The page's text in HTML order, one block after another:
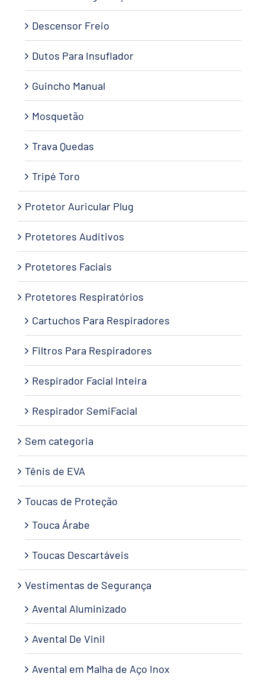
Descensor Freio
Dutos Para Insuflador
Guincho Manual
Mosquetão
Trava Quedas
Tripé Toro
Protetor Auricular Plug
Protetores Auditivos
Protetores Faciais
Protetores Respiratórios
Cartuchos Para Respiradores
Filtros Para Respiradores
Respirador Facial Inteira
Respirador SemiFacial
Sem categoria
Tênis de EVA
Toucas de Proteção
Touca Árabe
Toucas Descartáveis
Vestimentas de Segurança
Avental Aluminizado
Avental De Vinil
Avental em Malha de Aço Inox